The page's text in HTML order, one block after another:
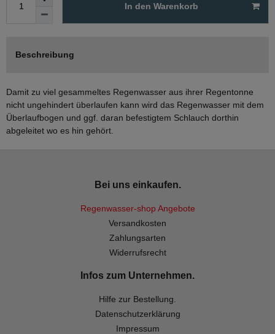
In den Warenkorb
Beschreibung
Damit zu viel gesammeltes Regenwasser aus ihrer Regentonne
nicht ungehindert überlaufen kann wird das Regenwasser mit dem
Überlaufbogen und ggf. daran befestigtem Schlauch dorthin
abgeleitet wo es hin gehört.
Bei uns einkaufen.
Regenwasser-shop Angebote
Versandkosten
Zahlungsarten
Widerrufsrecht
Infos zum Unternehmen.
Hilfe zur Bestellung.
Datenschutzerklärung
Impressum